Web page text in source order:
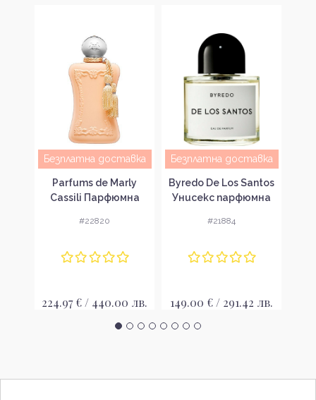
Безплатна доставка
Parfums de Marly
Cassili Парфюмна
#22820
224.97 € / 440.00 лв.
Безплатна доставка
Byredo De Los Santos
Унисекс парфюмна
EDP
#21884
149.00 € / 291.42 лв.